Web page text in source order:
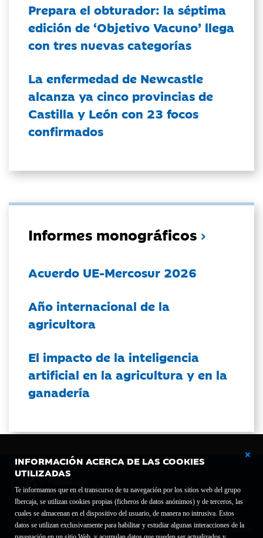
INFORMACIÓN ACERCA DE LAS COOKIES
UTILIZADAS
Te informamos que en el transcurso de tu navegación por los sitios web del grupo
Ibercaja, se utilizan cookies propias (ficheros de datos anónimos) y de terceros, las
cuales se almacenan en el dispositivo del usuario, de manera no intrusiva. Estos
datos se utilizan exclusivamente para habilitar y estudiar algunas interacciones de la
Prepara el obturador: la séptima
edición de ‘Objetivo Vacuno’ llega
con tres nuevas categorías
La enfermedad de Newcastle
alcanza ya cinco provincias de
Castilla y León con 23 focos
confirmados
Informes monográficos
Acuerdo UE-Mercosur 2026
Año internacional de la
agricultora
El impacto de la inteligencia
artificial en la agricultura y en la
ganadería
Fundación Bancaria Ibercaja C.I.F. G-50000652.
Inscrita en el Registro de Fundaciones del Mº de Educación, Cultura y Deporte con el nº